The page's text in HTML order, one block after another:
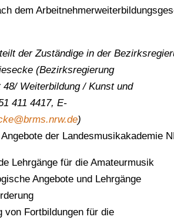
dem
der Zuständige in der
(Bezirksregierung
Weiterbildung / Kunst und
411 4417, E-
)
der Landesmusikakademie
Lehrgänge für die Amateurmusik
Angebote und Lehrgänge
von Fortbildungen für die